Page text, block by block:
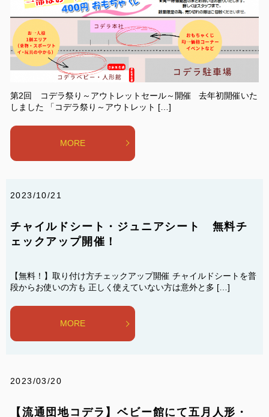
第2回 コデラ祭り～アウトレットセール～開催 去年初開催いた
しました 「コデラ祭り～アウトレット […]
MORE
2023/10/21
チャイルドシート・ジュニアシート 無料チ
ェックアップ開催！
【無料！】取り付け方チェックアップ開催 チャイルドシートを普
段からお使いの方も 正しく使えていない方は意外と多 […]
MORE
2023/03/20
【流通団地コデラ】ベビー館にて五月人形・